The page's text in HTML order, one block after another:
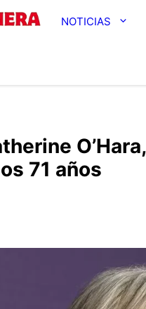
NOTICIAS
71 años